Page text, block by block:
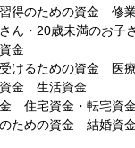
得のための資金 修
ん・20歳未満のお子
金
けるための資金 医
金 生活資金
住宅資金・転宅資金
ための資金 結婚資金